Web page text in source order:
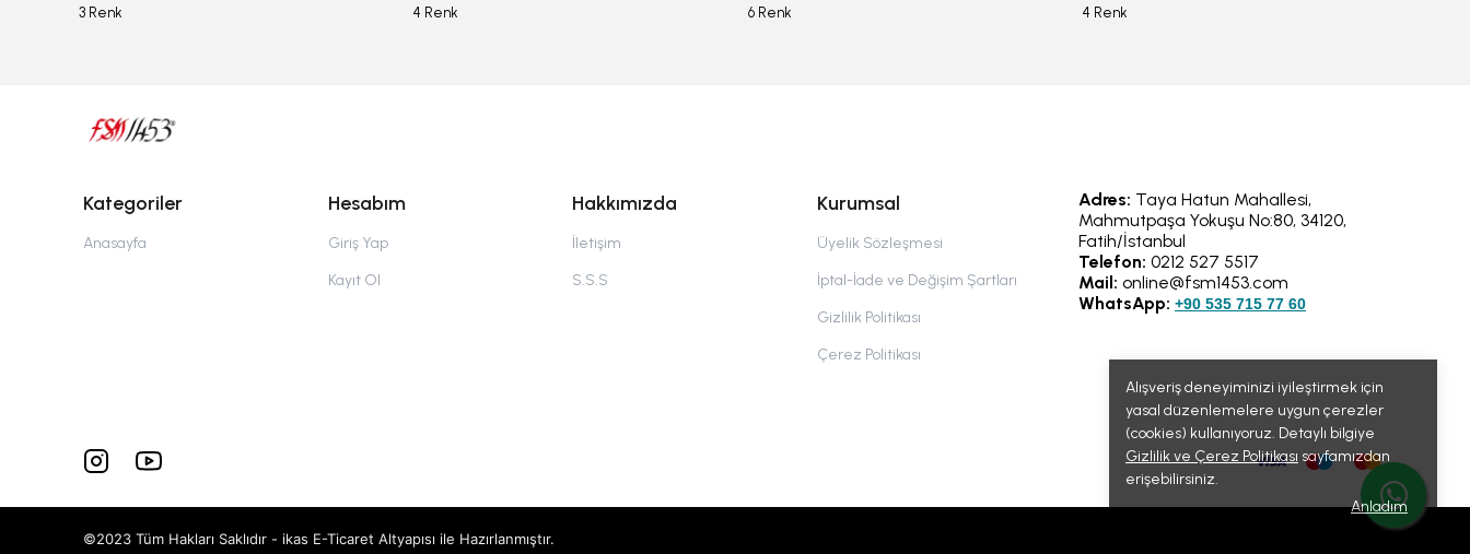
Alışveriş deneyiminizi iyileştirmek için
yasal düzenlemelere uygun çerezler
(cookies) kullanıyoruz. Detaylı bilgiye
Gizlilik ve Çerez Politikası sayfamızdan
erişebilirsiniz.
Anladım
3 Renk 4 Renk 6 Renk 4 Renk
Kategoriler
Anasayfa
Hesabım
Giriş Yap
Kayıt Ol
Hakkımızda
İletişim
S.S.S
Kurumsal
Üyelik Sözleşmesi
İptal-İade ve Değişim Şartları
Gizlilik Politikası
Çerez Politikası
Adres: Taya Hatun Mahallesi,
Mahmutpaşa Yokuşu No:80, 34120,
Fatih/İstanbul
Telefon: 0212 527 5517
Mail: online@fsm1453.com
WhatsApp: +90 535 715 77 60
©2023 Tüm Hakları Saklıdır - ikas E-Ticaret Altyapısı ile Hazırlanmıştır.